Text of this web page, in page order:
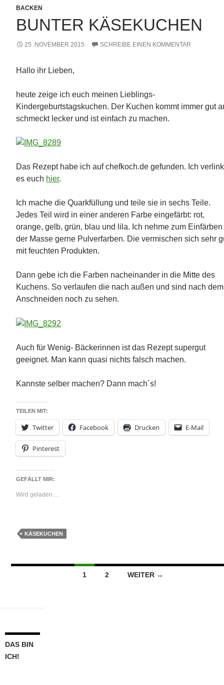
BACKEN
BUNTER KÄSEKUCHEN
25. NOVEMBER 2015 SCHREIBE EINEN KOMMENTAR
Hallo ihr Lieben,
heute zeige ich euch meinen Lieblings-
Kindergeburtstagskuchen. Der Kuchen kommt immer gut
schmeckt lecker und ist einfach zu machen.
Das Rezept habe ich auf chefkoch.de gefunden. Ich
es euch hier.
Ich mache die Quarkfüllung und teile sie in sechs Teile.
Jedes Teil wird in einer anderen Farbe eingefärbt: rot,
orange, gelb, grün, blau und lila. Ich nehme zum Einfärben
der Masse gerne Pulverfarben. Die vermischen sich sehr
mit feuchten Produkten.
Dann gebe ich die Farben nacheinander in die Mitte des
Kuchens. So verlaufen die nach außen und sind nach dem
Anschneiden noch zu sehen.
Auch für Wenig- Bäckerinnen ist das Rezept supergut
geeignet. Man kann quasi nichts falsch machen.
Kannste selber machen? Dann mach´s!
TEILEN MIT:
Twitter Facebook Drucken E-Mail
Pinterest
GEFÄLLT MIR:
Wird geladen …
KÄSEKUCHEN
Beitragsnavigation
1 2 WEITER →
DAS BIN
ICH!